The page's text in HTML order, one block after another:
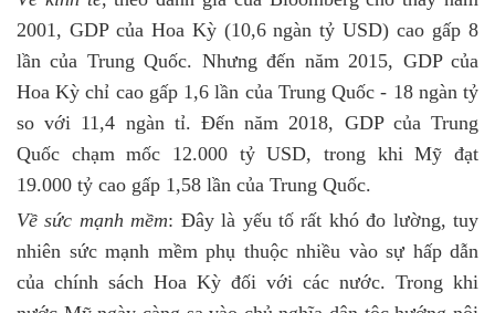
2001, GDP của Hoa Kỳ (10,6 ngàn tỷ USD) cao gấp 8
lần của Trung Quốc. Nhưng đến năm 2015, GDP của
Hoa Kỳ chỉ cao gấp 1,6 lần của Trung Quốc - 18 ngàn tỷ
so với 11,4 ngàn tỉ. Đến năm 2018, GDP của Trung
Quốc chạm mốc 12.000 tỷ USD, trong khi Mỹ đạt
19.000 tỷ cao gấp 1,58 lần của Trung Quốc.
Về sức mạnh mềm: Đây là yếu tố rất khó đo lường, tuy
nhiên sức mạnh mềm phụ thuộc nhiều vào sự hấp dẫn
của chính sách Hoa Kỳ đối với các nước. Trong khi